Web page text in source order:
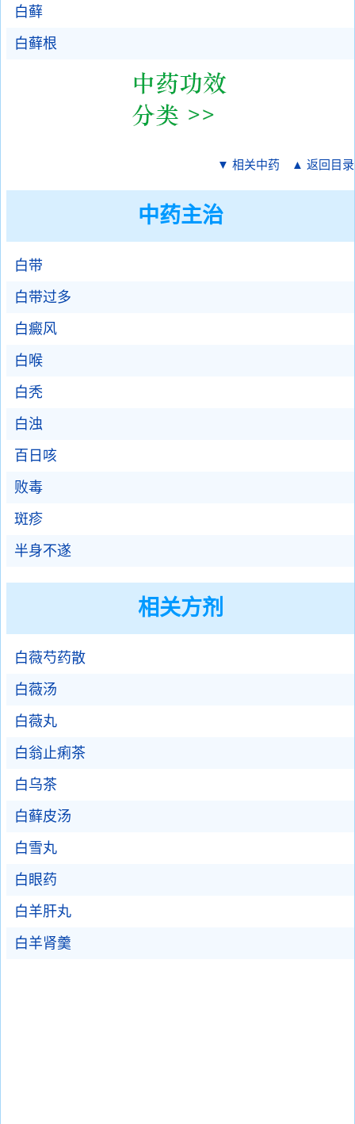
白藓
白藓根
▼ 相关中药 ▲ 返回目录
中药主治
白带
白带过多
白癜风
白喉
白秃
白浊
百日咳
败毒
斑疹
半身不遂
相关方剂
白薇芍药散
白薇汤
白薇丸
白翁止痢茶
白乌茶
白藓皮汤
白雪丸
白眼药
白羊肝丸
白羊肾羹